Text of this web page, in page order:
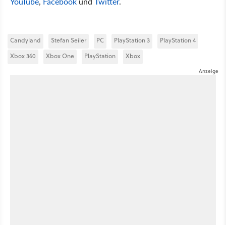
Candyland Stefan Seiler PC PlayStation 3
PlayStation 4
Xbox 360
Xbox One PlayStation Xbox